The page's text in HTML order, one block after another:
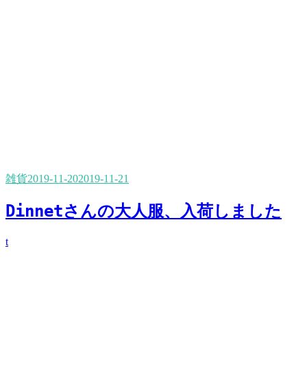
雑貨2019-11-202019-11-21
Dinnetさんの大人服、入荷しました
t